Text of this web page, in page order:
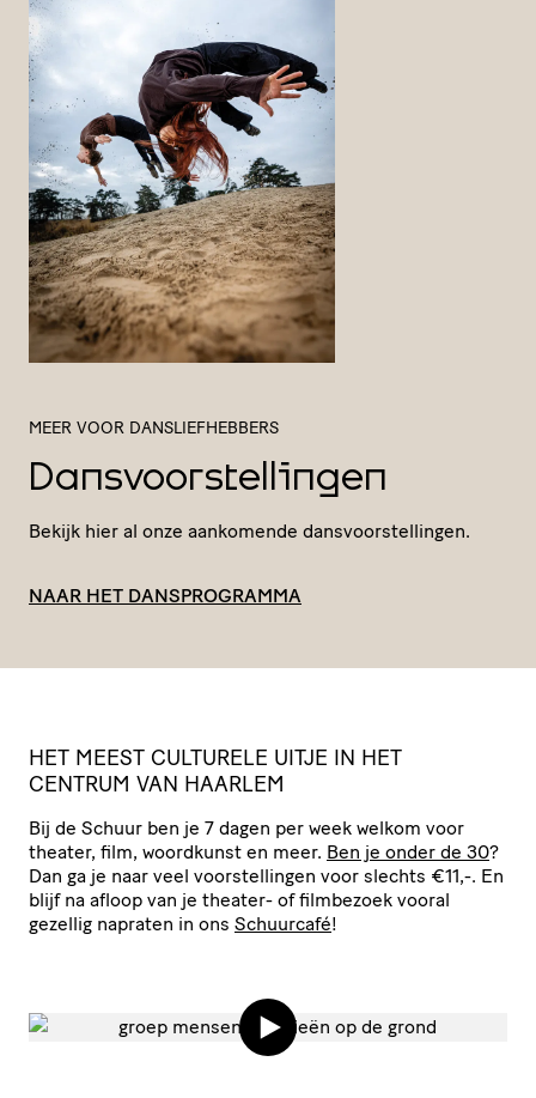
MEER VOOR DANSLIEFHEBBERS
Dansvoorstellingen
Bekijk hier al onze aankomende dansvoorstellingen.
NAAR HET DANSPROGRAMMA
HET MEEST CULTURELE UITJE IN HET
CENTRUM VAN HAARLEM
Bij de Schuur ben je 7 dagen per week welkom voor
theater, film, woordkunst en meer. Ben je onder de 30?
Dan ga je naar veel voor­stel­lingen voor slechts €11,-. En
blijf na afloop van je theater- of filmbezoek vooral
gezellig napraten in ons Schuurcafé!